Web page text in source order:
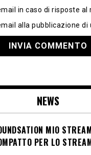
in caso di risposte al
alla pubblicazione di
NEWS
MIO
PER LO